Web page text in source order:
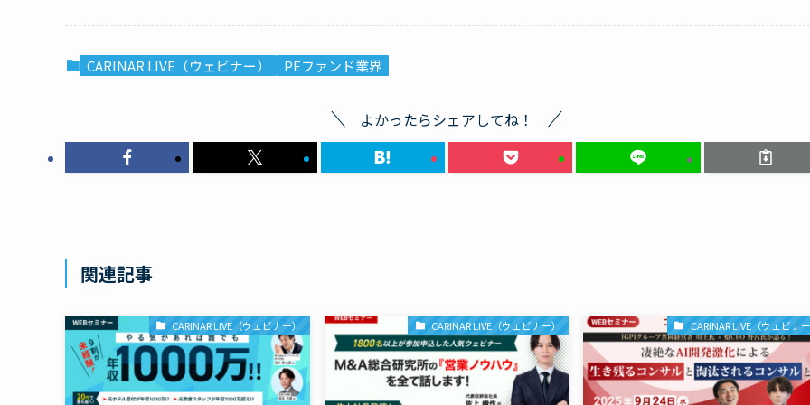
CARINAR LIVE（ウェビナー） PEファンド業界
よかったらシェアしてね！
関連記事
CARINAR LIVE（ウェビナー） CARINAR LIVE（ウェビナー） CARINAR LIVE（ウェビナ